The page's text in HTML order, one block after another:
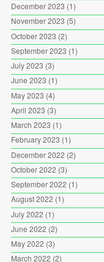
December 2023 (1)
November 2023 (5)
October 2023 (2)
September 2023 (1)
July 2023 (3)
June 2023 (1)
May 2023 (4)
April 2023 (3)
March 2023 (1)
February 2023 (1)
December 2022 (2)
October 2022 (3)
September 2022 (1)
August 2022 (1)
July 2022 (1)
June 2022 (2)
May 2022 (3)
March 2022 (2)